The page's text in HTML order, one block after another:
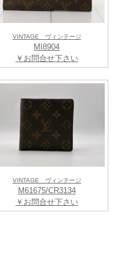
VINTAGE ヴィンテージ
MI8904
￥お問合せ下さい
VINTAGE ヴィンテージ
M61675/CR3134
￥お問合せ下さい